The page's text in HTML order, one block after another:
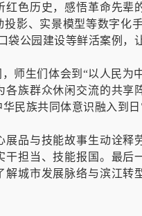
红色历史，感悟革命先
影、实景模型等数字化
袋公园建设等鲜活案例，
师生们体会到“以人民为
各族群众休闲交流的共
民族共同体意识融入到
展品与技能故事生动诠
干担当、技能报国。最
解城市发展脉络与滨江